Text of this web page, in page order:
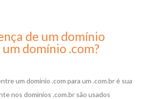
de um domínio
domínio .com?
um domínio .com para um .com.br é sua
nos domínios .com.br são usados